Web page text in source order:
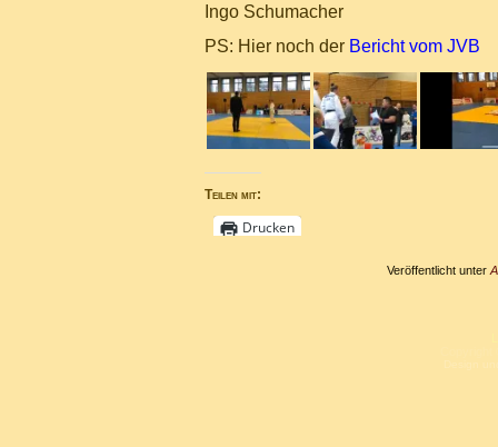
Ingo Schumacher
PS: Hier noch der Bericht vom JVB
Teilen mit:
Drucken
Veröffentlicht unter